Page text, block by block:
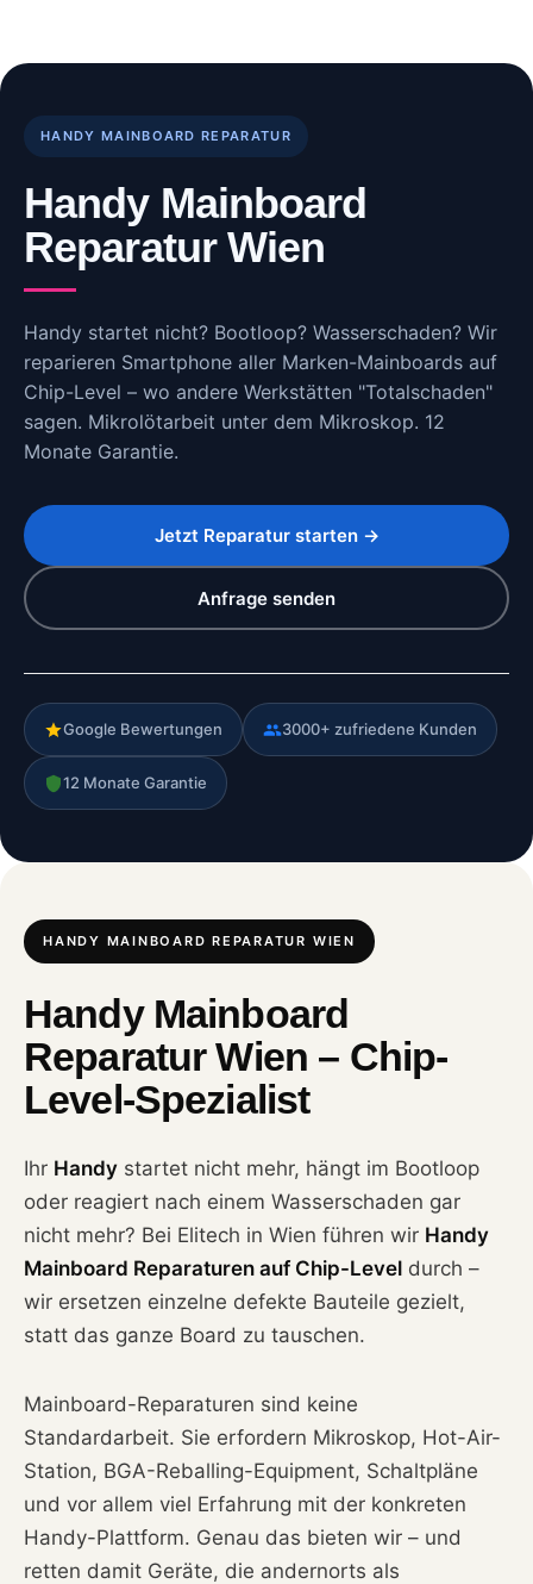
content
HANDY MAINBOARD REPARATUR
Handy Mainboard
Reparatur Wien
Handy startet nicht? Bootloop? Wasserschaden? Wir
reparieren Smartphone aller Marken-Mainboards auf
Chip-Level – wo andere Werkstätten "Totalschaden"
sagen. Mikrolötarbeit unter dem Mikroskop. 12
Monate Garantie.
Jetzt Reparatur starten →
Anfrage senden
Google Bewertungen 3000+ zufriedene Kunden
12 Monate Garantie
HANDY MAINBOARD REPARATUR WIEN
Handy Mainboard
Reparatur Wien – Chip-
Level-Spezialist
Ihr Handy startet nicht mehr, hängt im Bootloop
oder reagiert nach einem Wasserschaden gar
nicht mehr? Bei Elitech in Wien führen wir Handy
Mainboard Reparaturen auf Chip-Level durch –
wir ersetzen einzelne defekte Bauteile gezielt,
statt das ganze Board zu tauschen.
Mainboard-Reparaturen sind keine
Standardarbeit. Sie erfordern Mikroskop, Hot-Air-
Station, BGA-Reballing-Equipment, Schaltpläne
und vor allem viel Erfahrung mit der konkreten
Handy-Plattform. Genau das bieten wir – und
retten damit Geräte, die andernorts als